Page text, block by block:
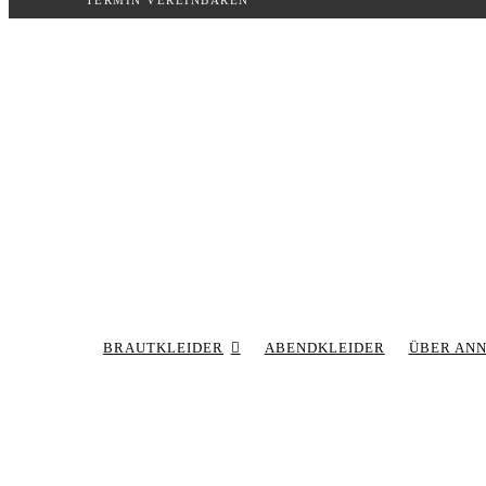
Inhalt
BRAUTKLEIDER ABENDKLEIDER ÜBER